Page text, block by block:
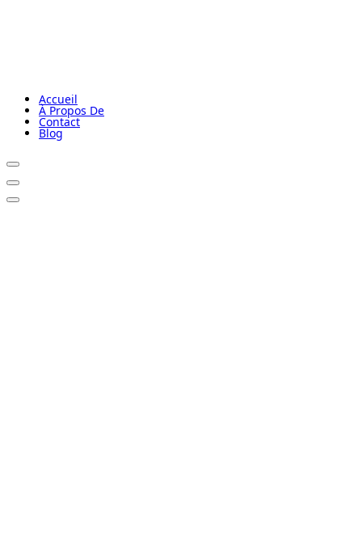
Accueil
À Propos De
Contact
Blog